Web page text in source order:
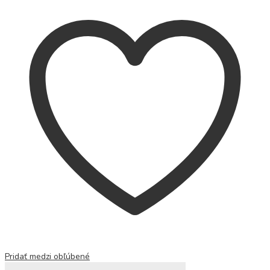
Pridať medzi obľúbené